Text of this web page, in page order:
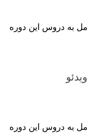
به دروس این دوره
ویدئو
به دروس این دوره